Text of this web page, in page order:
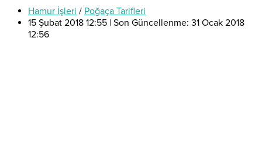
Hamur İşleri / Poğaça Tarifleri
15 Şubat 2018 12:55 | Son Güncellenme: 31 Ocak 2018
12:56